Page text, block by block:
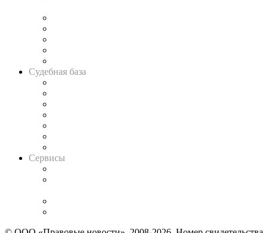
Судебная база
Сервисы